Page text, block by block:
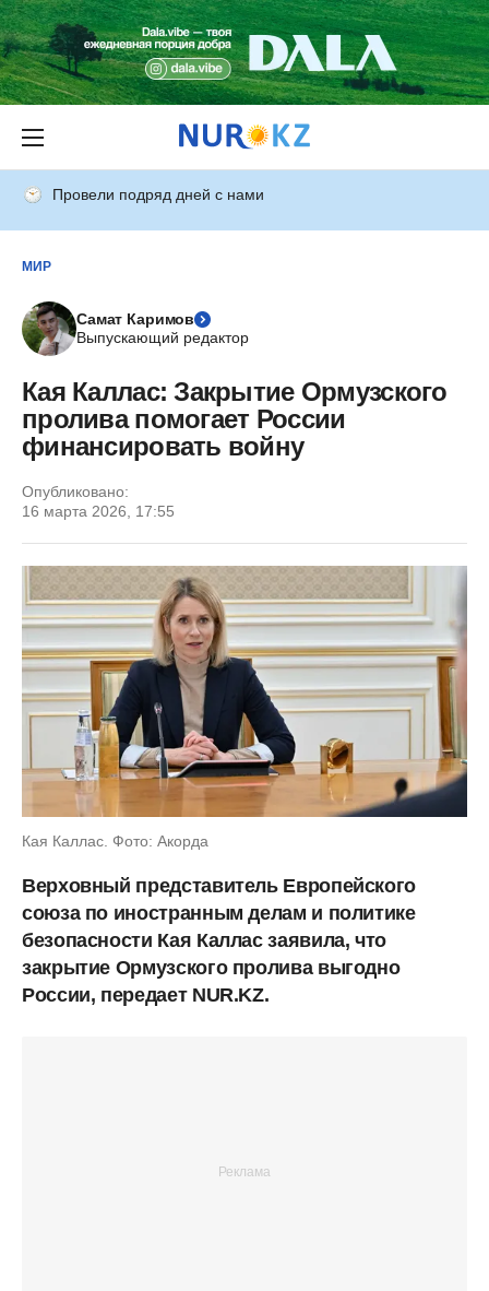
Провели подряд дней с нами
МИР
Самат Каримов
Выпускающий редактор
Кая Каллас: Закрытие Ормузского
пролива помогает России
финансировать войну
Опубликовано:
16 марта 2026, 17:55
Кая Каллас. Фото: Акорда
Верховный представитель Европейского
союза по иностранным делам и политике
безопасности Кая Каллас заявила, что
закрытие Ормузского пролива выгодно
России, передает NUR.KZ.